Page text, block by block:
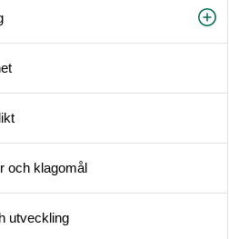
och klagomål
utveckling